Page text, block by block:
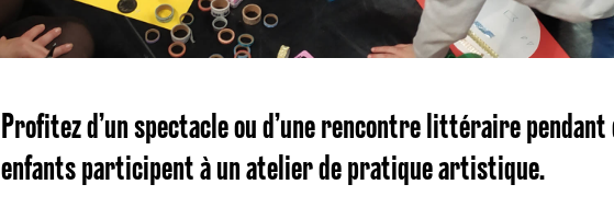
Profitez d’un spectacle ou d’une rencontre littéraire pendant
enfants participent à un atelier de pratique artistique.